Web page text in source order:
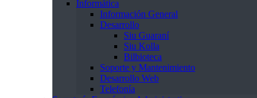
Informática
Información General
Desarrollo
Siu Guaraní
Siu Kolla
Bilbioteca
Soporte y Mantenimiento
Desarrollo Web
Telefonía